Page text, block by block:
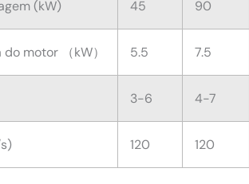
(kW) 45 90
motor （kW） 5.5 7.5
3-6 4-7
120 120